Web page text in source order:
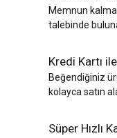
Memnun
talebinde
Kredi Kartı
Beğendiğiniz
kolayca satın
Süper Hızlı